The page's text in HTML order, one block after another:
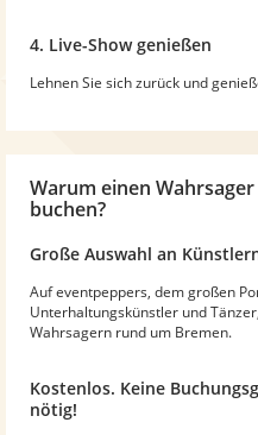
4. Live-Show genießen
Lehnen Sie sich zurück und
Warum einen Wahrsager
buchen?
Große Auswahl an
Auf eventpeppers, dem großen
Unterhaltungskünstler und
Wahrsagern rund um Bremen.
Kostenlos. Keine
nötig!